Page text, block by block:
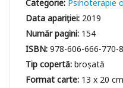
Categorie: Psihoterapie
Data apariției: 2019
Număr pagini: 154
ISBN:978-606-666-770-8
Tip copertă:broșată
Format carte: 13 x 20 cm